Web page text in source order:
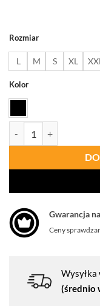
Rozmiar
L M S XL XXL
Kolor
Gwarancja
Ceny
Wysyłka
(średnio